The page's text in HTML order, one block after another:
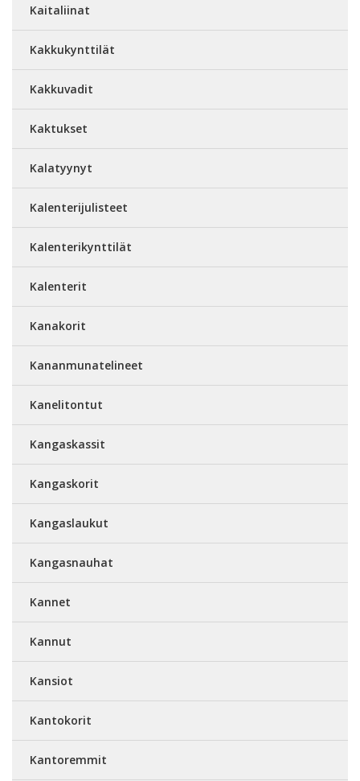
Kaitaliinat
Kakkukynttilät
Kakkuvadit
Kaktukset
Kalatyynyt
Kalenterijulisteet
Kalenterikynttilät
Kalenterit
Kanakorit
Kananmunatelineet
Kanelitontut
Kangaskassit
Kangaskorit
Kangaslaukut
Kangasnauhat
Kannet
Kannut
Kansiot
Kantokorit
Kantoremmit